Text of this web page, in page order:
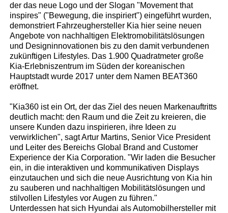
der das neue Logo und der Slogan "Movement that
inspires" ("Bewegung, die inspiriert") eingeführt wurden,
demonstriert Fahrzeughersteller Kia hier seine neuen
Angebote von nachhaltigen Elektromobilitätslösungen
und Designinnovationen bis zu den damit verbundenen
zukünftigen Lifestyles. Das 1.900 Quadratmeter große
Kia-Erlebniszentrum im Süden der koreanischen
Hauptstadt wurde 2017 unter dem Namen BEAT360
eröffnet.
"Kia360 ist ein Ort, der das Ziel des neuen Markenauftritts
deutlich macht: den Raum und die Zeit zu kreieren, die
unsere Kunden dazu inspirieren, ihre Ideen zu
verwirklichen", sagt Artur Martins, Senior Vice President
und Leiter des Bereichs Global Brand and Customer
Experience der Kia Corporation. "Wir laden die Besucher
ein, in die interaktiven und kommunikativen Displays
einzutauchen und sich die neue Ausrichtung von Kia hin
zu sauberen und nachhaltigen Mobilitätslösungen und
stilvollen Lifestyles vor Augen zu führen."
Unterdessen hat sich Hyundai als Automobilhersteller mit